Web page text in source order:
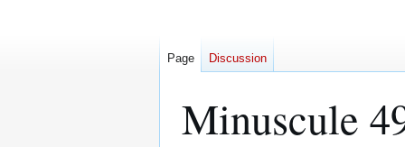
Minuscule
Page Discussion